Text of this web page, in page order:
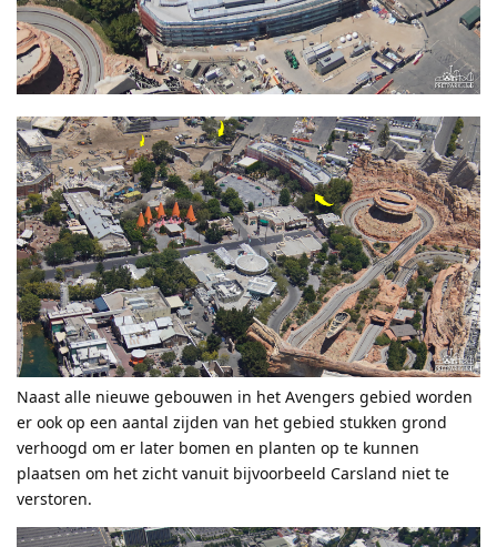
Naast alle nieuwe gebouwen in het Avengers gebied worden
er ook op een aantal zijden van het gebied stukken grond
verhoogd om er later bomen en planten op te kunnen
plaatsen om het zicht vanuit bijvoorbeeld Carsland niet te
verstoren.